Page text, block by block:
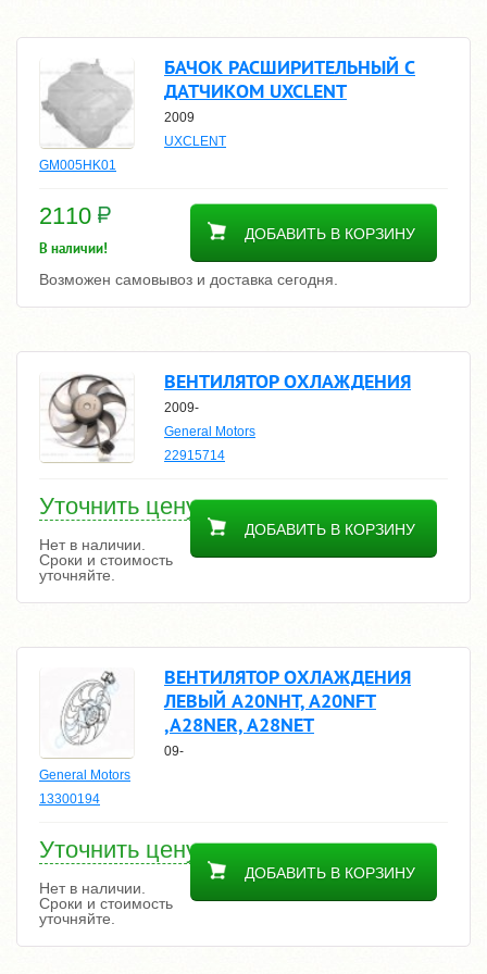
БАЧОК РАСШИРИТЕЛЬНЫЙ С
ДАТЧИКОМ UXCLENT
2009
UXCLENT
GM005HK01
2110
ДОБАВИТЬ В КОРЗИНУ
В наличии!
Возможен самовывоз и доставка сегодня.
ВЕНТИЛЯТОР ОХЛАЖДЕНИЯ
2009-
General Motors
22915714
Уточнить цену
ДОБАВИТЬ В КОРЗИНУ
Нет в наличии.
Сроки и стоимость
уточняйте.
ВЕНТИЛЯТОР ОХЛАЖДЕНИЯ
ЛЕВЫЙ A20NHT, A20NFT
,A28NER, A28NET
09-
General Motors
13300194
Уточнить цену
ДОБАВИТЬ В КОРЗИНУ
Нет в наличии.
Сроки и стоимость
уточняйте.